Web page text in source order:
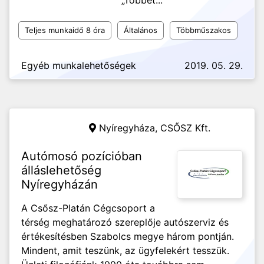
Teljes munkaidő 8 óra Általános Többműszakos
Egyéb munkalehetőségek 2019. 05. 29.
Nyíregyháza, CSŐSZ Kft.
Autómosó pozícióban
álláslehetőség
Nyíregyházán
A Csősz-Platán Cégcsoport a
térség meghatározó szereplője autószerviz és
értékesítésben Szabolcs megye három pontján.
Mindent, amit teszünk, az ügyfelekért tesszük.